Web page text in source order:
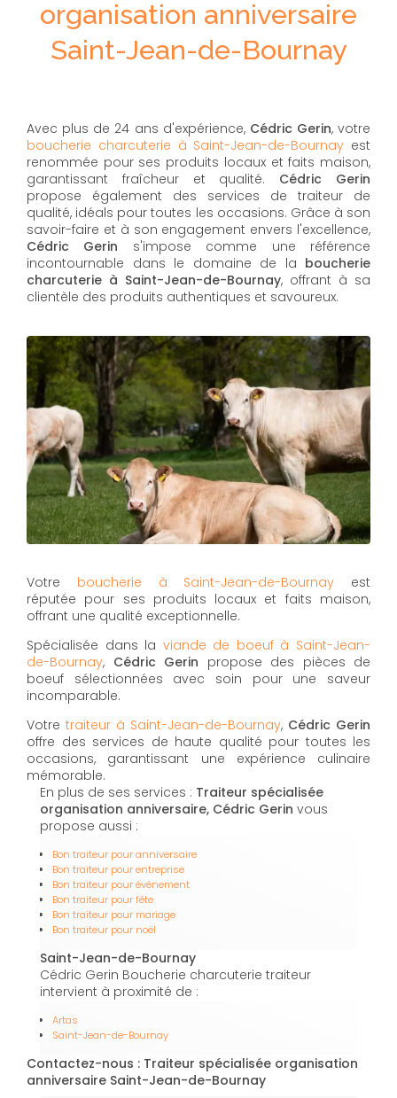
organisation anniversaire
Saint-Jean-de-Bournay
Avec plus de 24 ans d'expérience, Cédric Gerin, votre
boucherie charcuterie à Saint-Jean-de-Bournay est
renommée pour ses produits locaux et faits maison,
garantissant fraîcheur et qualité. Cédric Gerin
propose également des services de traiteur de
qualité, idéals pour toutes les occasions. Grâce à son
savoir-faire et à son engagement envers l'excellence,
Cédric Gerin s'impose comme une référence
incontournable dans le domaine de la boucherie
charcuterie à Saint-Jean-de-Bournay, offrant à sa
clientèle des produits authentiques et savoureux.
Votre boucherie à Saint-Jean-de-Bournay est
réputée pour ses produits locaux et faits maison,
offrant une qualité exceptionnelle.
Spécialisée dans la viande de boeuf à Saint-Jean-
de-Bournay, Cédric Gerin propose des pièces de
boeuf sélectionnées avec soin pour une saveur
incomparable.
Votre traiteur à Saint-Jean-de-Bournay, Cédric Gerin
offre des services de haute qualité pour toutes les
occasions, garantissant une expérience culinaire
mémorable.
En plus de ses services : Traiteur spécialisée
organisation anniversaire, Cédric Gerin vous
propose aussi :
Bon traiteur pour anniversaire
Bon traiteur pour entreprise
Bon traiteur pour événement
Bon traiteur pour fête
Bon traiteur pour mariage
Bon traiteur pour noël
Saint-Jean-de-Bournay
Cédric Gerin Boucherie charcuterie traiteur
intervient à proximité de :
Artas
Saint-Jean-de-Bournay
Contactez-nous : Traiteur spécialisée organisation
anniversaire Saint-Jean-de-Bournay